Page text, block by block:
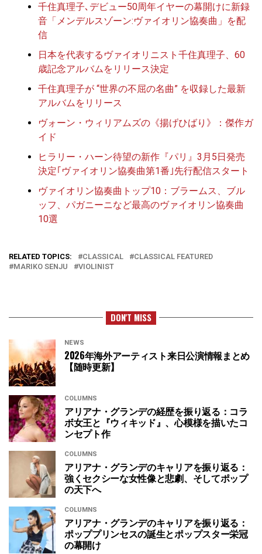
千住真理子､デビュー50周年イヤーの幕開けに新録
音「メンデルスゾーン:ヴァイオリン協奏曲」を配
信
日本を代表するヴァイオリニスト千住真理子、60
歳記念アルバムをリリース決定
千住真理子が “世界の不屈の名曲” を収録した最新
アルバムをリリース
ヴォーン・ウィリアムズの《揚げひばり》：傑作ガ
イド
ヒラリー・ハーン待望の新作『パリ』3月5日発売
決定｢ヴァイオリン協奏曲第1番｣先行配信スタート
ヴァイオリン協奏曲トップ10：ブラームス、ブル
ッフ、パガニーニなど最高のヴァイオリン協奏曲
10選
RELATED TOPICS: CLASSICAL
CLASSICAL FEATURED
MARIKO SENJU
VIOLINIST
DON'T MISS
NEWS
2026年海外アーティスト来日公演情報まとめ
【随時更新】
COLUMNS
アリアナ・グランデの経歴を振り返る：コラ
ボ女王と『ウィキッド』、心模様を描いたコ
ンセプト作
COLUMNS
アリアナ・グランデのキャリアを振り返る：
強くセクシーな女性像と悲劇、そしてポップ
の天下へ
COLUMNS
アリアナ・グランデのキャリアを振り返る：
ポッププリンセスの誕生とポップスター栄冠
の幕開け